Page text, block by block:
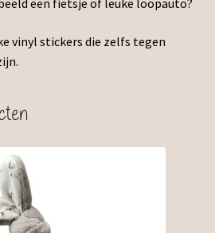
vinyl stickers die zelfs tegen